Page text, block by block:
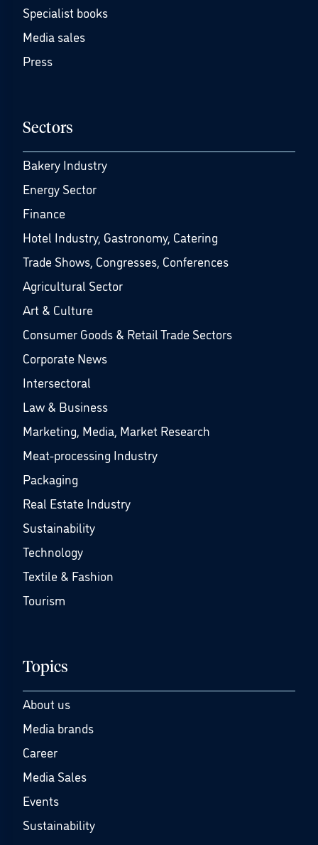
Specialist books
Media sales
Press
Sectors
Bakery Industry
Energy Sector
Finance
Hotel Industry, Gastronomy, Catering
Trade Shows, Congresses, Conferences
Agricultural Sector
Art & Culture
Consumer Goods & Retail Trade Sectors
Corporate News
Intersectoral
Law & Business
Marketing, Media, Market Research
Meat-processing Industry
Packaging
Real Estate Industry
Sustainability
Technology
Textile & Fashion
Tourism
Topics
About us
Media brands
Career
Media Sales
Events
Sustainability